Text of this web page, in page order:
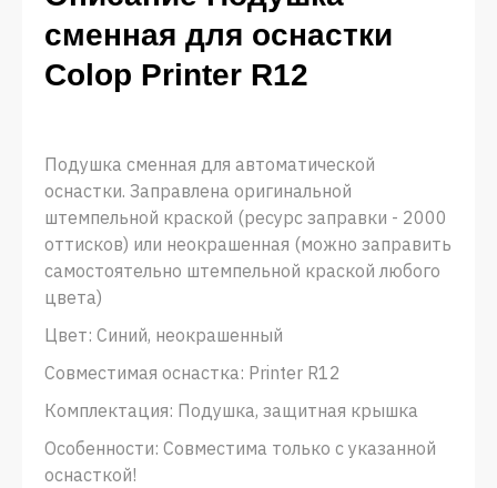
сменная для оснастки
Colop Printer R12
Подушка сменная для автоматической
оснастки. Заправлена оригинальной
штемпельной краской (ресурс заправки - 2000
оттисков) или неокрашенная (можно заправить
самостоятельно штемпельной краской любого
цвета)
Цвет: Синий, неокрашенный
Совместимая оснастка: Printer R12
Комплектация: Подушка, защитная крышка
Особенности: Совместима только с указанной
оснасткой!